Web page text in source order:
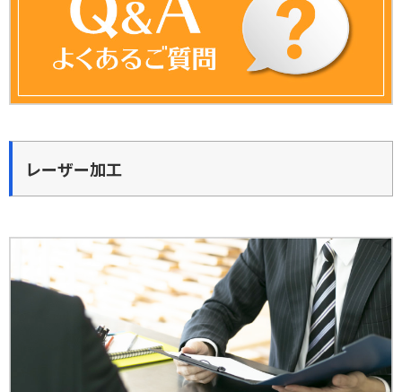
レーザー加工